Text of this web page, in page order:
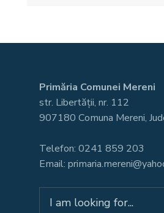
Primăria Comunei Mereni
str. Libertății, nr. 112
907180 Comuna Mereni,
Telefon: 0241 859 203
Email:
for: